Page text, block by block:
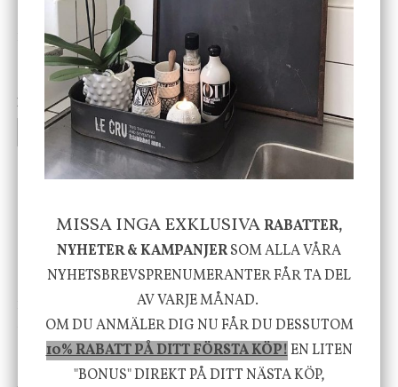
DBKD
Cloudy kruka mini, vit
199 kr
INFO KÖP
Star Trading
Bordslampa Mushroom
vit, Utomhus
499 kr
Skål, Hands marmor
795 kr
Nicolas Vahé
Serveringsfat, Ostron,
Stengods
415 kr
MISSA INGA EXKLUSIVARABATTER,
NYHETER & KAMPANJERSOM ALLA VÅRA
NYHETSBREVSPRENUMERANTER FÅR TA DEL
AV VARJE MÅNAD.
OM DU ANMÄLER DIG NU FÅR DU DESSUTOM
10% RABATT PÅ DITT FÖRSTA KÖP!EN LITEN
"BONUS" DIREKT PÅ DITT NÄSTA KÖP,